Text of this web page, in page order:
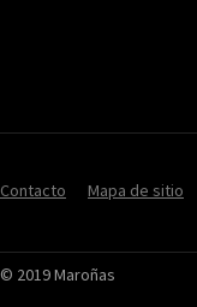
Contacto Mapa de sitio
© 2019 Maroñas